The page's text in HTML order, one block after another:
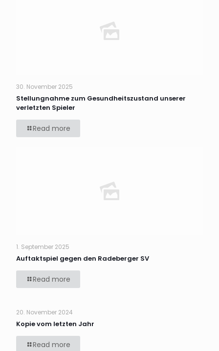
30. November 2025
Stellungnahme zum Gesundheitszustand unserer
verletzten Spieler
Read more
1. September 2025
Auftaktspiel gegen den Radeberger SV
Read more
20. November 2024
Kopie vom letzten Jahr
Read more